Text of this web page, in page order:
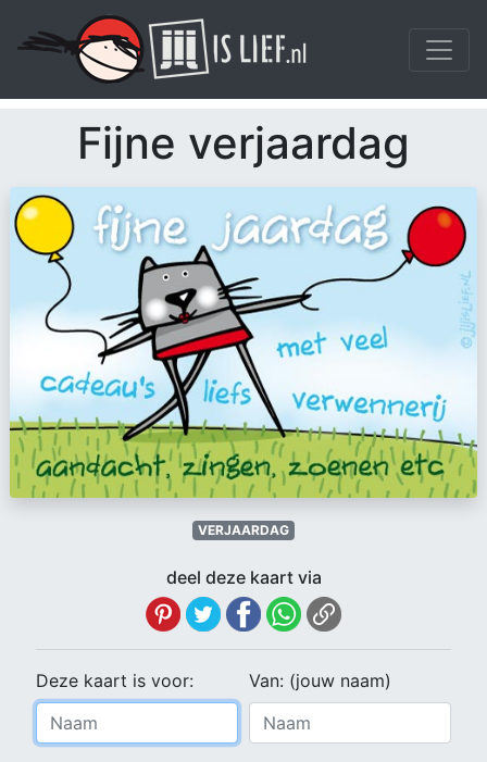
Fijne verjaardag
VERJAARDAG
deel deze kaart via
Deze kaart is voor: Van: (jouw naam)